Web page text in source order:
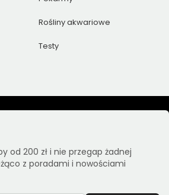
Rośliny akwariowe
Testy
od 200 zł i nie przegap żadnej
z poradami i nowościami